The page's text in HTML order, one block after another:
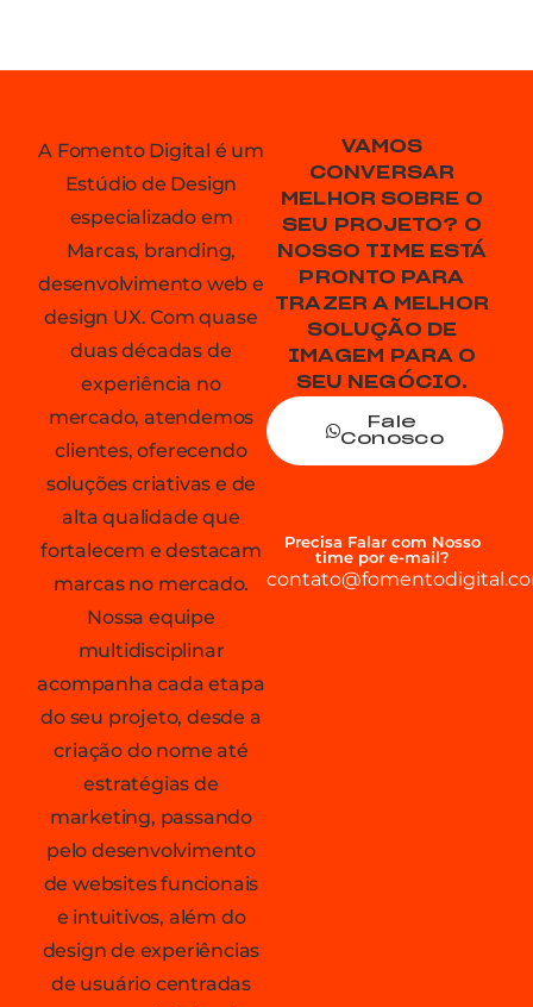
A Fomento Digital é um
Estúdio de Design
especializado em
Marcas, branding,
desenvolvimento web e
design UX. Com quase
duas décadas de
experiência no
mercado, atendemos
clientes, oferecendo
soluções criativas e de
alta qualidade que
fortalecem e destacam
marcas no mercado.
Nossa equipe
multidisciplinar
acompanha cada etapa
do seu projeto, desde a
criação do nome até
estratégias de
marketing, passando
pelo desenvolvimento
de websites funcionais
e intuitivos, além do
design de experiências
de usuário centradas
VAMOS
CONVERSAR
MELHOR SOBRE O
SEU PROJETO? O
NOSSO TIME ESTÁ
PRONTO PARA
TRAZER A MELHOR
SOLUÇÃO DE
IMAGEM PARA O
SEU NEGÓCIO.
Fale
Conosco
Precisa Falar com Nosso
time por e-mail?